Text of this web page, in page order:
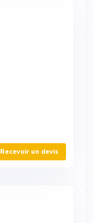
Recevoir un devis